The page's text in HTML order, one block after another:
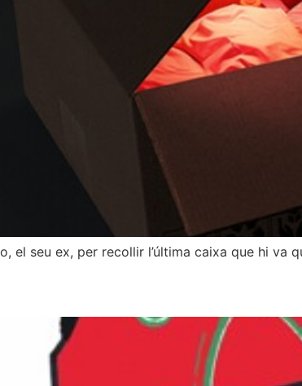
el seu ex, per recollir l’última caixa que hi va